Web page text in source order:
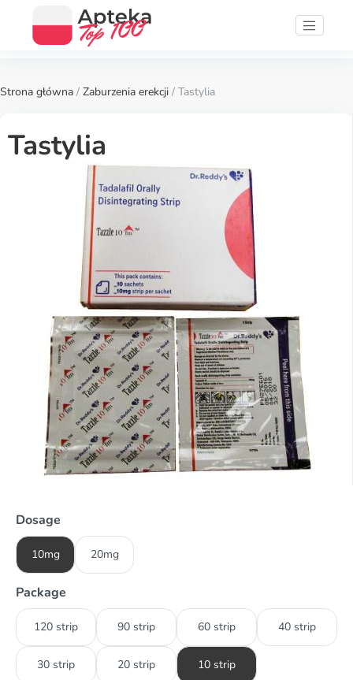
Strona główna / Zaburzenia erekcji / Tastylia
Tastylia
Dosage
10mg 20mg
Package
120 strip 90 strip 60 strip 40 strip
30 strip 20 strip 10 strip